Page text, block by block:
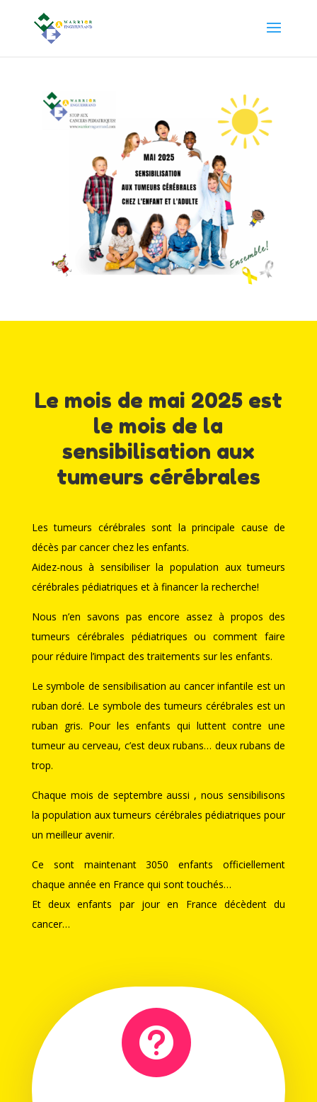
Le mois de mai 2025 est
le mois de la
sensibilisation aux
tumeurs cérébrales
Les tumeurs cérébrales sont la principale cause de
décès par cancer chez les enfants.
Aidez-nous à sensibiliser la population aux tumeurs
cérébrales pédiatriques et à financer la recherche!
Nous n’en savons pas encore assez à propos des
tumeurs cérébrales pédiatriques ou comment faire
pour réduire l’impact des traitements sur les enfants.
Le symbole de sensibilisation au cancer infantile est un
ruban doré. Le symbole des tumeurs cérébrales est un
ruban gris. Pour les enfants qui luttent contre une
tumeur au cerveau, c’est deux rubans… deux rubans de
trop.
Chaque mois de septembre aussi , nous sensibilisons
la population aux tumeurs cérébrales pédiatriques pour
un meilleur avenir.
Ce sont maintenant 3050 enfants officiellement
chaque année en France qui sont touchés…
Et deux enfants par jour en France décèdent du
cancer…
